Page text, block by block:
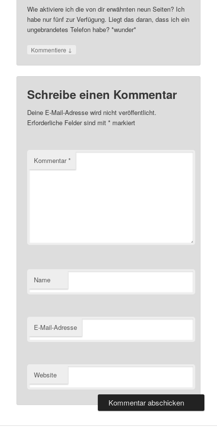
Wie aktiviere ich die von dir erwähnten neun Seiten? Ich
habe nur fünf zur Verfügung. Liegt das daran, dass ich ein
ungebrandetes Telefon habe? *wunder*
Kommentiere ↓
Schreibe einen Kommentar
Deine E-Mail-Adresse wird nicht veröffentlicht.
Erforderliche Felder sind mit* markiert
Kommentar*
Name
E-Mail-Adresse
Website